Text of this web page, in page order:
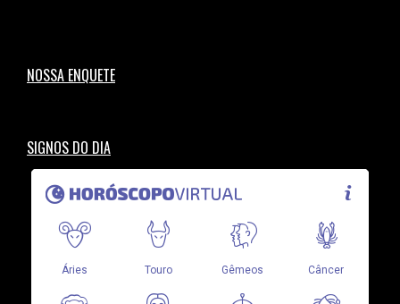
NOSSA ENQUETE
SIGNOS DO DIA